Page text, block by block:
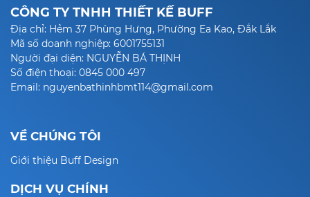
CÔNG TY TNHH THIẾT KẾ BUFF
Địa chỉ: Hẻm 37 Phùng Hưng, Phường Ea Kao, Đắk Lắk
Mã số doanh nghiệp: 6001755131
Người đại diện: NGUYỄN BÁ THỊNH
Số điện thoại: 0845 000 497
Email: nguyenbathinhbmt114@gmail.com
VỀ CHÚNG TÔI
Giới thiệu Buff Design
DỊCH VỤ CHÍNH